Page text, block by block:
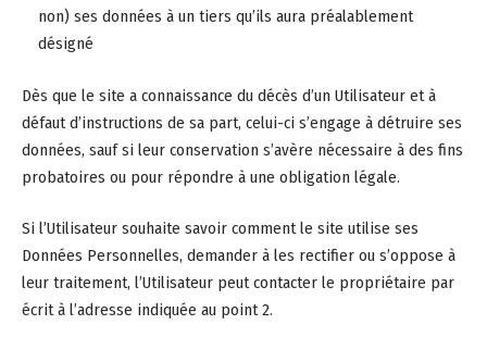
non) ses données à un tiers qu’ils aura préalablement
désigné
Dès que le site a connaissance du décès d’un Utilisateur et à
défaut d’instructions de sa part, celui-ci s’engage à détruire ses
données, sauf si leur conservation s’avère nécessaire à des fins
probatoires ou pour répondre à une obligation légale.
Si l’Utilisateur souhaite savoir comment le site utilise ses
Données Personnelles, demander à les rectifier ou s’oppose à
leur traitement, l’Utilisateur peut contacter le propriétaire par
écrit à l’adresse indiquée au point 2.